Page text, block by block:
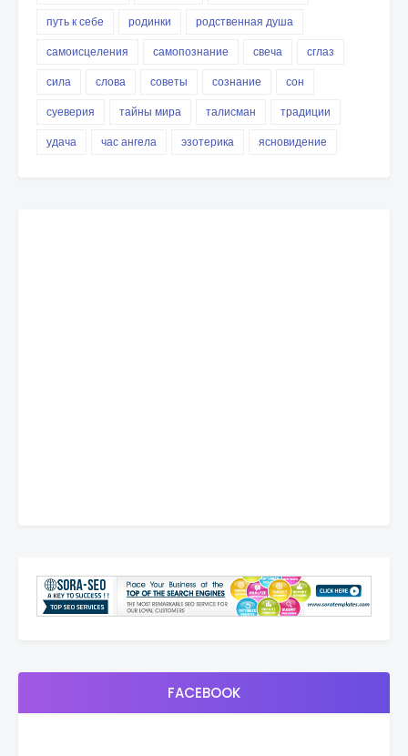
путь к себе
родинки
родственная душа
самоисцеления
самопознание свеча
сглаз
сила
слова советы сознание
сон
суеверия
тайны мира талисман
традиции
удача
час ангела эзотерика ясновидение
FACEBOOK